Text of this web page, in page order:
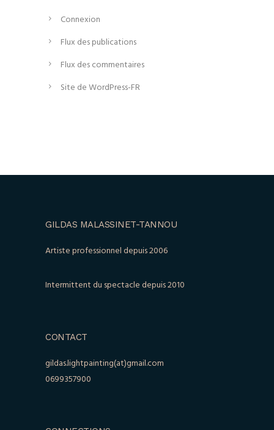
Connexion
Flux des publications
Flux des commentaires
Site de WordPress-FR
GILDAS MALASSINET-TANNOU
Artiste professionnel depuis 2006
Intermittent du spectacle depuis 2010
CONTACT
gildas.lightpainting(at)gmail.com
0699357900